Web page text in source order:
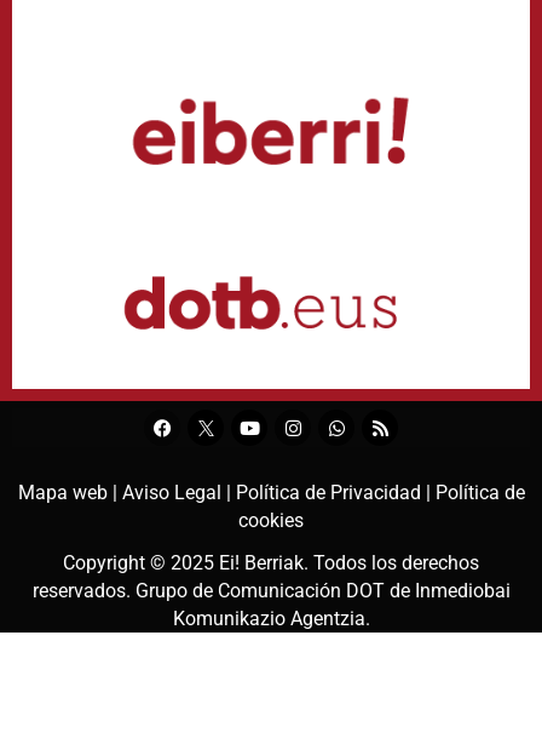
Mapa web | Aviso Legal | Política de Privacidad |
Política de
cookies
Copyright © 2025 Ei! Berriak. Todos los derechos
reservados. Grupo de Comunicación DOT de Inmediobai
Komunikazio Agentzia.